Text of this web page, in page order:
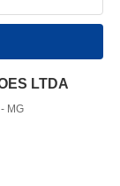
LTDA
- MG